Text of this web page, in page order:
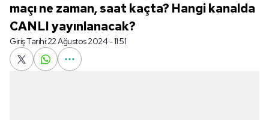
maçı ne zaman, saat kaçta? Hangi kanalda
CANLI yayınlanacak?
Giriş Tarihi:22 Ağustos 2024 - 11:51